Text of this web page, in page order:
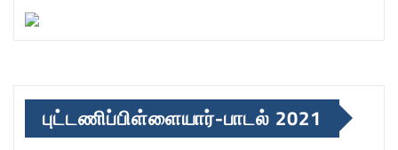
புட்டணிப்பிள்ளையார்-பாடல் 2021